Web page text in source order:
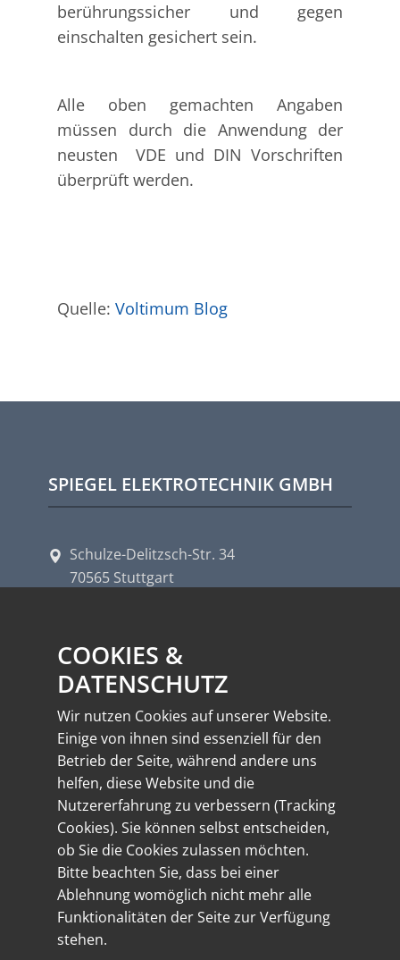
berührungssicher und gegen
einschalten gesichert sein.
Alle oben gemachten Angaben
müssen durch die Anwendung der
neusten VDE und DIN Vorschriften
überprüft werden.
Quelle: Voltimum Blog
SPIEGEL ELEKTROTECHNIK GMBH
Schulze-Delitzsch-Str. 34
70565 Stuttgart
+49 711 78809-0
+49 711 78809-50
LINKS
Impressum
Datenschutz
COOKIES &
DATENSCHUTZ
Wir nutzen Cookies auf unserer Website.
Einige von ihnen sind essenziell für den
Betrieb der Seite, während andere uns
helfen, diese Website und die
Nutzererfahrung zu verbessern (Tracking
Cookies). Sie können selbst entscheiden,
ob Sie die Cookies zulassen möchten.
Bitte beachten Sie, dass bei einer
Ablehnung womöglich nicht mehr alle
Funktionalitäten der Seite zur Verfügung
stehen.